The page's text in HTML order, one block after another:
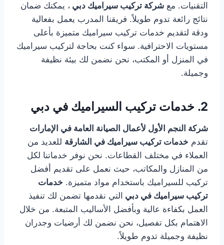
التقنيات. مع شركة تركيب سيراميك دبي ، يمكنك ضمان
نتائج رائعة تدوم طويلاً. فريقنا المدرب يعمل بفعالية
ودقة لتقديم خدمات تركيب سيراميك متميزة بأعلى
مستويات الاحترافية. سواء كنت بحاجة لتركيب سيراميك
في المنزل أو المكتب، نحن نضمن لك بيئة نظيفة
وجميلة.
2. خدمات تركيب السيراميك في دبي
شركة النجم الأول لأعمال الصيانة العامة في الإمارات
تقدم خدمات تركيب سيراميك في الشارقة للعديد من
العملاء في مختلف القطاعات. نحن نوفر خدماتنا لكل
من المنازل والمكاتب، حيث نعمل على تقديم أفضل
تركيب للسيراميك باستخدام مواد متميزة. خدمات
تركيب سيراميك في دبي التي نقدمها تضمن لك تنفيذ
العمل بكفاءة عالية وبأفضل الأساليب المتبعة. من خلال
الاهتمام بكل تفصيل، نحن نضمن لك أرضيات وجدران
نظيفة وجميلة تدوم طويلاً.